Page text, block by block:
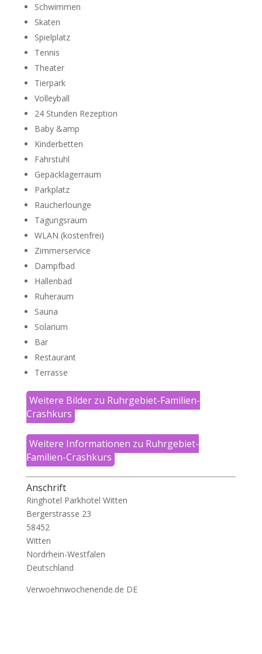
Schwimmen
Skaten
Spielplatz
Tennis
Theater
Tierpark
Volleyball
24 Stunden Rezeption
Baby &amp
Kinderbetten
Fahrstuhl
Gepäcklagerraum
Parkplatz
Raucherlounge
Tagungsraum
WLAN (kostenfrei)
Zimmerservice
Dampfbad
Hallenbad
Ruheraum
Sauna
Solarium
Bar
Restaurant
Terrasse
Weitere Bilder zu Ruhrgebiet-Familien-
Crashkurs
Weitere Informationen zu Ruhrgebiet-
Familien-Crashkurs
Anschrift
Ringhotel Parkhotel Witten
Bergerstrasse 23
58452
Witten
Nordrhein-Westfalen
Deutschland
Verwoehnwochenende.de DE